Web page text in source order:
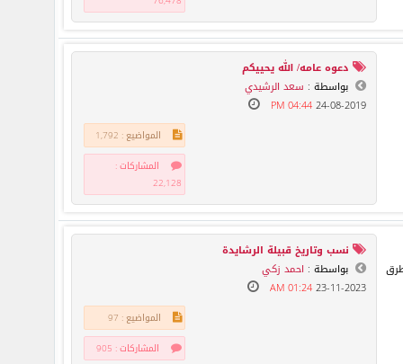
دعوه عامه/ الله يحييكم
بواسطة : سعد الرشيدي
24-08-2019
04:44 PM
المواضيع : 1,792
المشاركات :
22,128
نسب وتاريخ قبيلة الرشايدة
بواسطة : احمد زكي
23-11-2023
01:24 AM
المواضيع : 97
المشاركات : 905